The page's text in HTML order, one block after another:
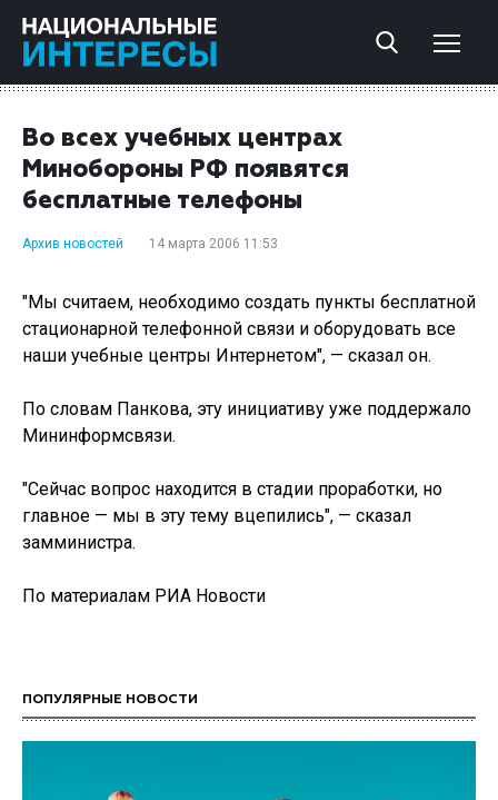
Во всех учебных центрах
Минобороны РФ появятся
бесплатные телефоны
Архив новостей 14 марта 2006 11:53
"Мы считаем, необходимо создать пункты бесплатной
стационарной телефонной связи и оборудовать все
наши учебные центры Интернетом", — сказал он.
По словам Панкова, эту инициативу уже поддержало
Мининформсвязи.
"Сейчас вопрос находится в стадии проработки, но
главное — мы в эту тему вцепились", — сказал
замминистра.
По материалам РИА Новости
ПОПУЛЯРНЫЕ НОВОСТИ